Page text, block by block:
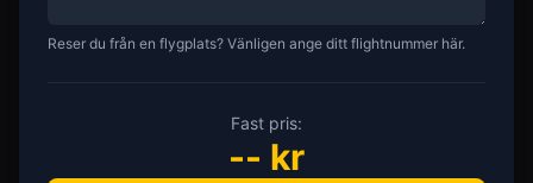
Reser du från en flygplats? Vänligen ange ditt flightnummer här.
Fast pris:
-- kr